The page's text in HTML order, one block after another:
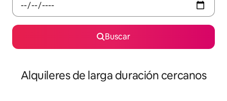
Buscar
Alquileres de larga duración cercanos